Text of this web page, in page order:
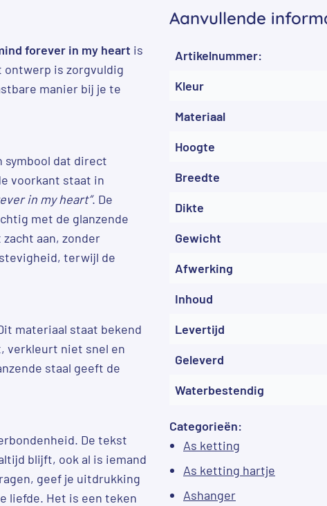
forever in my heart is
is zorgvuldig
manier bij je te
symbool dat direct
voorkant staat in
in my heart”. De
met de glanzende
aan, zonder
terwijl de
materiaal staat bekend
verkleurt niet snel en
staal geeft de
De tekst
blijft, ook al is iemand
geef je uitdrukking
liefde. Het is een teken
Aanvullende
Artikelnummer:
Kleur
Materiaal
Hoogte
Breedte
Dikte
Gewicht
Afwerking
Inhoud
Levertijd
Geleverd
Waterbestendig
Categorieën:
As ketting
As ketting hartje
Ashanger